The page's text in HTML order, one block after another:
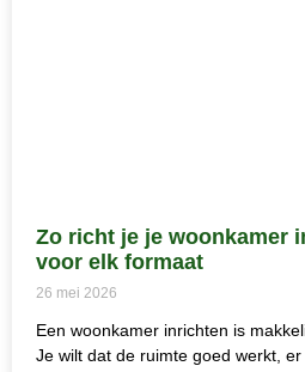
Zo richt je je woonkamer
voor elk formaat
26 mei 2026
Een woonkamer inrichten is
Je wilt dat de ruimte goed werkt,